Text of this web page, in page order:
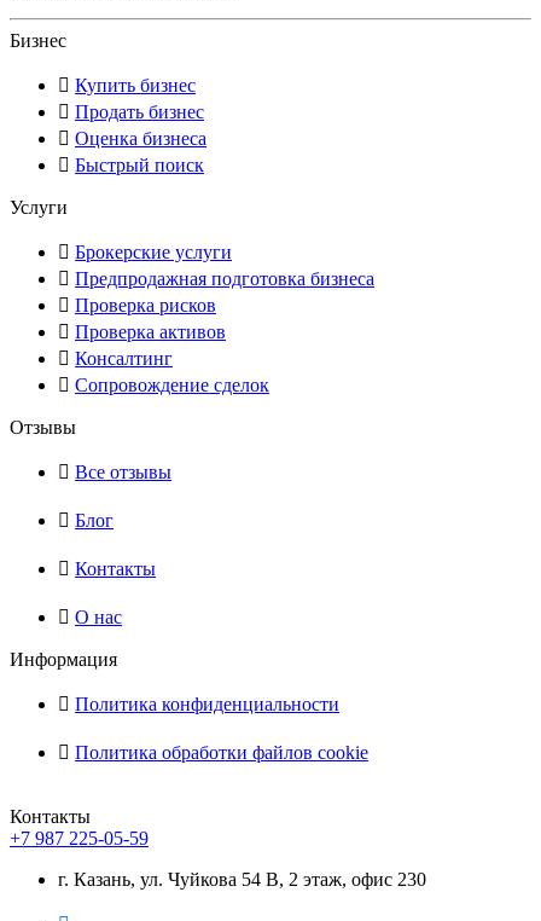
Бизнес
Купить бизнес
Продать бизнес
Оценка бизнеса
Быстрый поиск
Услуги
Брокерские услуги
Предпродажная подготовка бизнеса
Проверка рисков
Проверка активов
Консалтинг
Сопровождение сделок
Отзывы
Все отзывы
Блог
Контакты
О нас
Информация
Политика конфиденциальности
Политика обработки файлов cookie
Контакты
+7 987 225-05-59
г. Казань, ул. Чуйкова 54 В, 2 этаж, офис 230